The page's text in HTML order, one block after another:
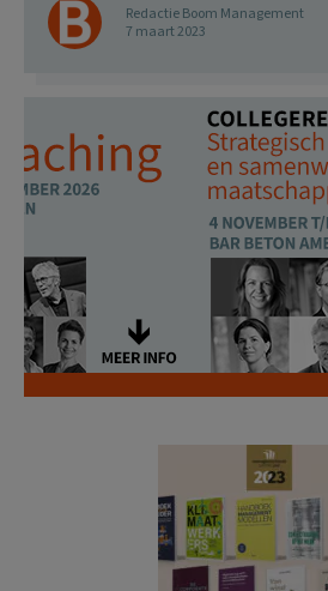
Redactie Boom Management
7 maart 2023